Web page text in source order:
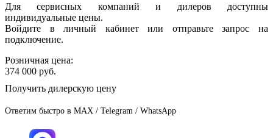
Для сервисных компаний и дилеров доступны
индивидуальные цены.
Войдите в личный кабинет или отправьте запрос на
подключение.
Розничная цена:
374 000 руб.
Получить дилерскую цену
Ответим быстро в MAX / Telegram / WhatsApp